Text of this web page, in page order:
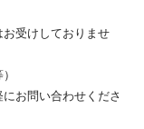
受けしておりませ
お問い合わせくださ